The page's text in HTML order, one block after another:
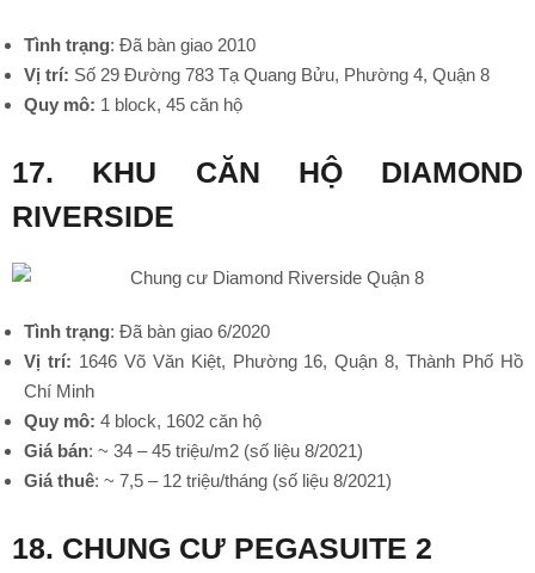
Tình trạng: Đã bàn giao 2010
Vị trí: Số 29 Đường 783 Tạ Quang Bửu, Phường 4, Quận 8
Quy mô: 1 block, 45 căn hộ
17. KHU CĂN HỘ DIAMOND
RIVERSIDE
Tình trạng: Đã bàn giao 6/2020
Vị trí: 1646 Võ Văn Kiệt, Phường 16, Quận 8, Thành Phố Hồ
Chí Minh
Quy mô: 4 block, 1602 căn hộ
Giá bán: ~ 34 – 45 triệu/m2 (số liệu 8/2021)
Giá thuê: ~ 7,5 – 12 triệu/tháng (số liệu 8/2021)
18. CHUNG CƯ PEGASUITE 2